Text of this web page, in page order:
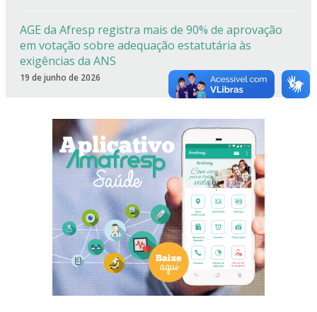
AGE da Afresp registra mais de 90% de aprovação
em votação sobre adequação estatutária às
exigências da ANS
19 de junho de 2026